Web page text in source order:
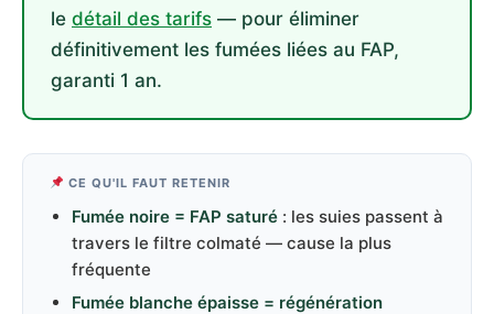
le détail des tarifs — pour éliminer
définitivement les fumées liées au FAP,
garanti 1 an.
CE QU'IL FAUT RETENIR
Fumée noire = FAP saturé : les suies passent à
travers le filtre colmaté — cause la plus
fréquente
Fumée blanche épaisse = régénération